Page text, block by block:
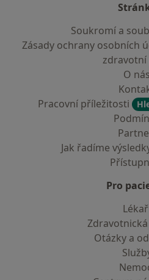
Soukromí a
Zásady ochrany osobních
zdravotní
O nás
Pracovní příležitosti
Jak řadíme
Pro
Otázky a